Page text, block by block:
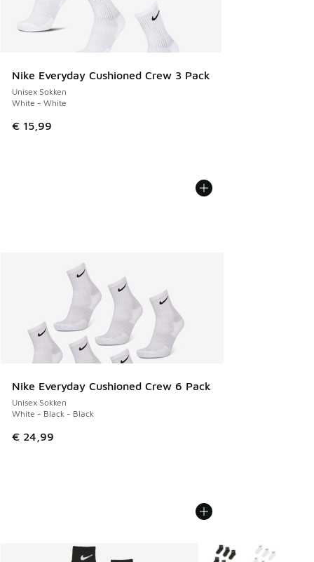
Nike Everyday Cushioned Crew 3 Pack
Unisex Sokken
White - White
€ 15,99
Nike Everyday Cushioned Crew 6 Pack
Unisex Sokken
White - Black - Black
€ 24,99
Meer kleuren